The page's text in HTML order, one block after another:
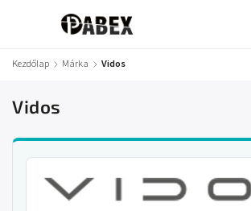
Kezdőlap / Márka / Vidos
Vidos